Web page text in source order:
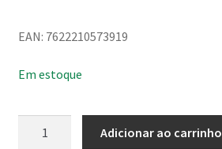
EAN: 7622210573919
Em estoque
Adicionar ao carrinho